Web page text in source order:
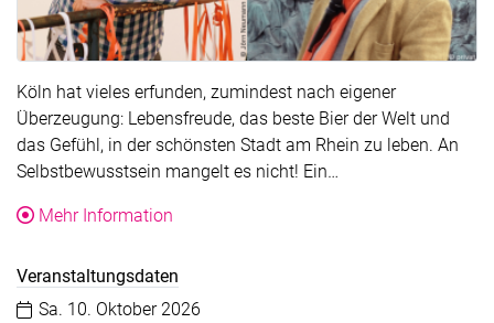
Köln hat vieles erfunden, zumindest nach eigener
Überzeugung: Lebensfreude, das beste Bier der Welt und
das Gefühl, in der schönsten Stadt am Rhein zu leben. An
Selbstbewusstsein mangelt es nicht! Ein…
Mehr Information
Veranstaltungsdaten
Datum:
Sa. 10. Oktober 2026